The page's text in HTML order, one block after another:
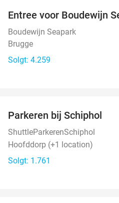
Entree voor Boudewijn
Boudewijn Seapark
Brugge
Solgt: 4.259
Parkeren bij Schiphol
ShuttleParkerenSchiphol
Hoofddorp (+1 location)
Solgt: 1.761